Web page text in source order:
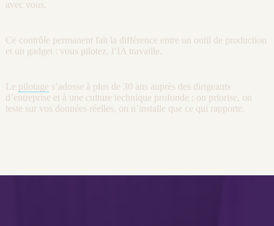
avec vous.
Ce contrôle permanent fait la différence entre un outil de production
et un gadget : vous pilotez, l’IA travaille.
Le pilotage s’adosse à plus de 30 ans auprès des dirigeants
d’entreprise et à une culture technique profonde : on priorise, on
teste sur vos données réelles, on n’installe que ce qui rapporte.